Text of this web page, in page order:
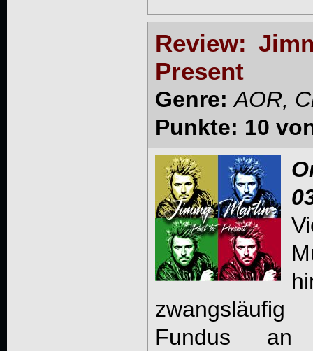
Review:
Present
Genre: AOR,
Punkte: 10
Fundus